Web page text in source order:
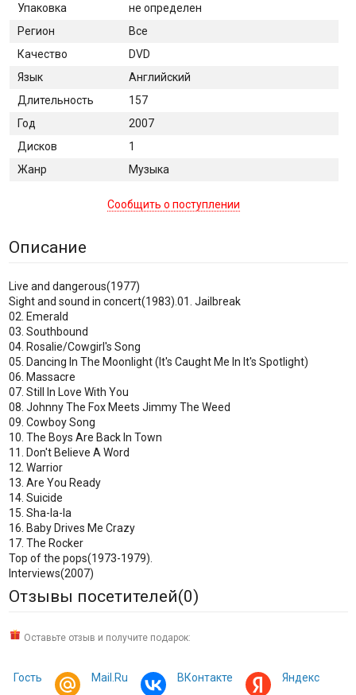
Упаковка
не определен
Регион
Все
Качество
DVD
Язык
Английский
Длительность
157
Год
2007
Дисков
1
Жанр
Музыка
Сообщить о поступлении
Описание
Live and dangerous(1977)
Sight and sound in concert(1983).01. Jailbreak
02. Emerald
03. Southbound
04. Rosalie/Cowgirl's Song
05. Dancing In The Moonlight (It's Caught Me In It's Spotlight)
06. Massacre
07. Still In Love With You
08. Johnny The Fox Meets Jimmy The Weed
09. Cowboy Song
10. The Boys Are Back In Town
11. Don't Believe A Word
12. Warrior
13. Are You Ready
14. Suicide
15. Sha-la-la
16. Baby Drives Me Crazy
17. The Rocker
Top of the pops(1973-1979).
Interviews(2007)
Отзывы посетителей(0)
Оставьте отзыв и получите подарок:
Гость Mail.Ru ВКонтакте Яндекс